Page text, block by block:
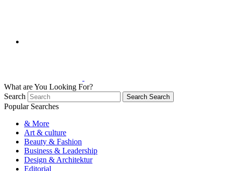
What are You Looking For?
Search
Search Search
Popular Searches
& More
Art & culture
Beauty & Fashion
Business & Leadership
Design & Architektur
Editorial